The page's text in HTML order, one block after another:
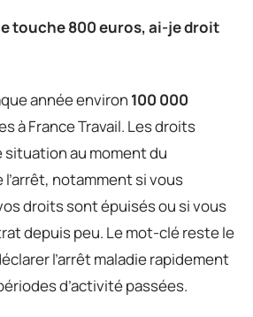
touche 800 euros, ai-je droit
année environ 100 000
à France Travail. Les droits
au moment du
notamment si vous
droits sont épuisés ou si vous
depuis peu. Le mot-clé reste le
l’arrêt maladie rapidement
d’activité passées.